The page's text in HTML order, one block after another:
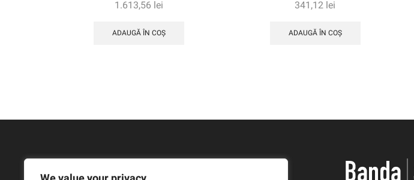
1.613,56 lei
ADAUGĂ ÎN COȘ
341,12 lei
ADAUGĂ ÎN COȘ